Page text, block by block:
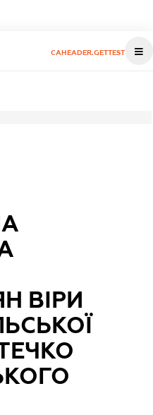
CAHEADER.GETTEST
ВІРИ